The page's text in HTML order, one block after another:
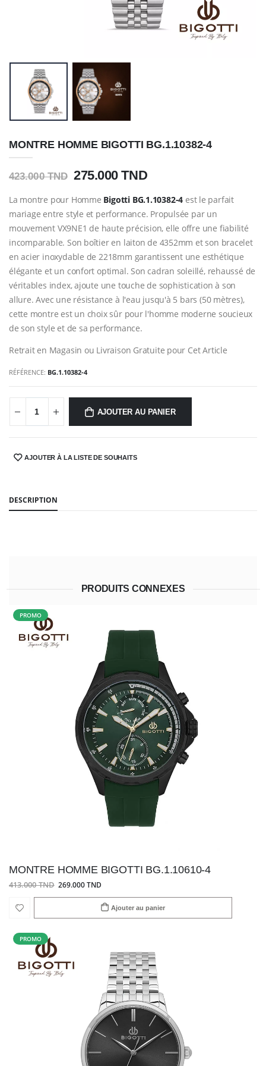
MONTRE HOMME BIGOTTI BG.1.10382-4
423.000 TND 275.000 TND
La montre pour Homme BigottiBG.1.10382-4 est le parfait
mariage entre style et performance. Propulsée par un
mouvement VX9NE1 de haute précision, elle offre une fiabilité
incomparable. Son boîtier en laiton de 4352mm et son bracelet
en acier inoxydable de 2218mm garantissent une esthétique
élégante et un confort optimal. Son cadran soleillé, rehaussé de
véritables index, ajoute une touche de sophistication à son
allure. Avec une résistance à l'eau jusqu'à 5 bars (50 mètres),
cette montre est un choix sûr pour l'homme moderne soucieux
de son style et de sa performance.
Retrait en Magasin ou Livraison Gratuite pour Cet Article
RÉFÉRENCE: BG.1.10382-4
AJOUTER AU PANIER
SHARE:AJOUTER À LA LISTE DE SOUHAITS
DESCRIPTION
PRODUITS CONNEXES
PROMO
MONTRE HOMME BIGOTTI BG.1.10610-4
413.000 TND 269.000 TND
Ajouter au panier
PROMO